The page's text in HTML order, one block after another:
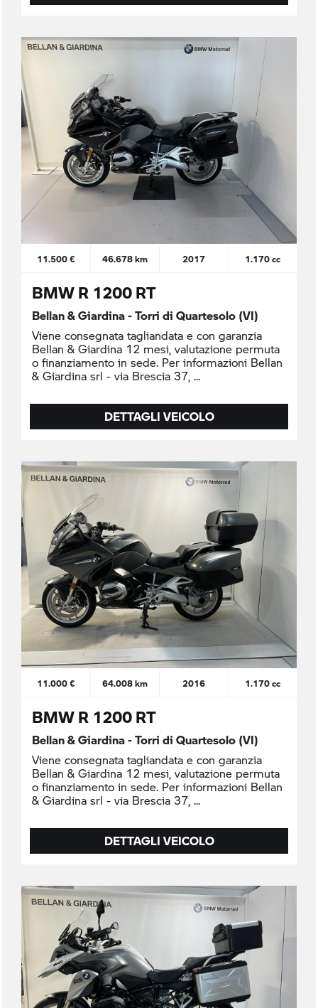
11.500 € 46.678 km 2017 1.170 cc
BMW R 1200 RT
Bellan & Giardina - Torri di Quartesolo (VI)
Viene consegnata tagliandata e con garanzia
Bellan & Giardina 12 mesi, valutazione permuta
o finanziamento in sede. Per informazioni Bellan
& Giardina srl - via Brescia 37,
DETTAGLI VEICOLO
11.000 € 64.008 km 2016 1.170 cc
BMW R 1200 RT
Bellan & Giardina - Torri di Quartesolo (VI)
Viene consegnata tagliandata e con garanzia
Bellan & Giardina 12 mesi, valutazione permuta
o finanziamento in sede. Per informazioni Bellan
& Giardina srl - via Brescia 37,
DETTAGLI VEICOLO